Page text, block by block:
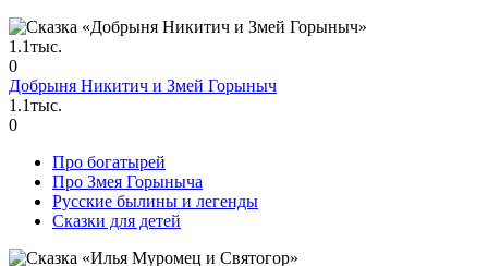
1.1тыс.
0
Добрыня Никитич и Змей Горыныч
1.1тыс.
0
Про богатырей
Про Змея Горыныча
Русские былины и легенды
Сказки для детей